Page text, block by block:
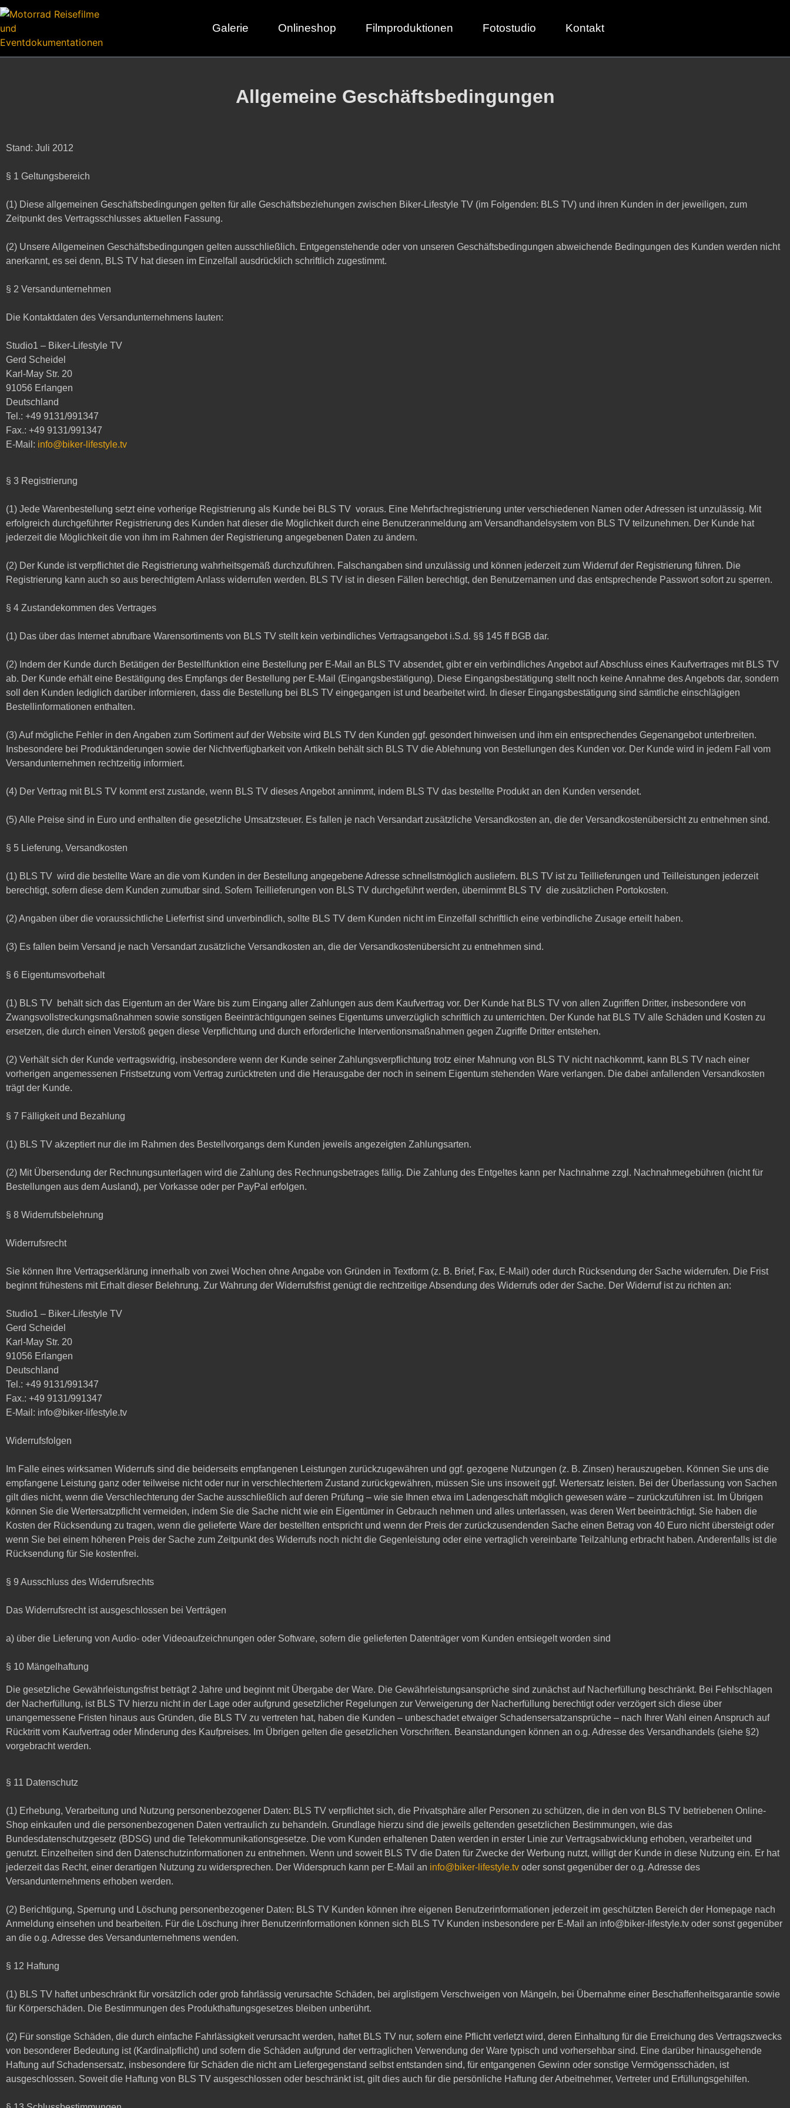
Galerie Onlineshop Filmproduktionen Fotostudio Kontakt
Allgemeine Geschäftsbedingungen
Stand: Juli 2012
§ 1 Geltungsbereich
(1) Diese allgemeinen Geschäftsbedingungen gelten für alle Geschäftsbeziehungen zwischen Biker-Lifestyle TV (im Folgenden: BLS TV) und ihren Kunden in der jeweiligen, zum
Zeitpunkt des Vertragsschlusses aktuellen Fassung.
(2) Unsere Allgemeinen Geschäftsbedingungen gelten ausschließlich. Entgegenstehende oder von unseren Geschäftsbedingungen abweichende Bedingungen des Kunden werden nicht
anerkannt, es sei denn, BLS TV hat diesen im Einzelfall ausdrücklich schriftlich zugestimmt.
§ 2 Versandunternehmen
Die Kontaktdaten des Versandunternehmens lauten:
Studio1 – Biker-Lifestyle TV
Gerd Scheidel
Karl-May Str. 20
91056 Erlangen
Deutschland
Tel.: +49 9131/991347
Fax.: +49 9131/991347
E-Mail: info@biker-lifestyle.tv
§ 3 Registrierung
(1) Jede Warenbestellung setzt eine vorherige Registrierung als Kunde bei BLS TV voraus. Eine Mehrfachregistrierung unter verschiedenen Namen oder Adressen ist unzulässig. Mit
erfolgreich durchgeführter Registrierung des Kunden hat dieser die Möglichkeit durch eine Benutzeranmeldung am Versandhandelsystem von BLS TV teilzunehmen. Der Kunde hat
jederzeit die Möglichkeit die von ihm im Rahmen der Registrierung angegebenen Daten zu ändern.
(2) Der Kunde ist verpflichtet die Registrierung wahrheitsgemäß durchzuführen. Falschangaben sind unzulässig und können jederzeit zum Widerruf der Registrierung führen. Die
Registrierung kann auch so aus berechtigtem Anlass widerrufen werden. BLS TV ist in diesen Fällen berechtigt, den Benutzernamen und das entsprechende Passwort sofort zu sperren.
§ 4 Zustandekommen des Vertrages
(1) Das über das Internet abrufbare Warensortiments von BLS TV stellt kein verbindliches Vertragsangebot i.S.d. §§ 145 ff BGB dar.
(2) Indem der Kunde durch Betätigen der Bestellfunktion eine Bestellung per E-Mail an BLS TV absendet, gibt er ein verbindliches Angebot auf Abschluss eines Kaufvertrages mit BLS TV
ab. Der Kunde erhält eine Bestätigung des Empfangs der Bestellung per E-Mail (Eingangsbestätigung). Diese Eingangsbestätigung stellt noch keine Annahme des Angebots dar, sondern
soll den Kunden lediglich darüber informieren, dass die Bestellung bei BLS TV eingegangen ist und bearbeitet wird. In dieser Eingangsbestätigung sind sämtliche einschlägigen
Bestellinformationen enthalten.
(3) Auf mögliche Fehler in den Angaben zum Sortiment auf der Website wird BLS TV den Kunden ggf. gesondert hinweisen und ihm ein entsprechendes Gegenangebot unterbreiten.
Insbesondere bei Produktänderungen sowie der Nichtverfügbarkeit von Artikeln behält sich BLS TV die Ablehnung von Bestellungen des Kunden vor. Der Kunde wird in jedem Fall vom
Versandunternehmen rechtzeitig informiert.
(4) Der Vertrag mit BLS TV kommt erst zustande, wenn BLS TV dieses Angebot annimmt, indem BLS TV das bestellte Produkt an den Kunden versendet.
(5) Alle Preise sind in Euro und enthalten die gesetzliche Umsatzsteuer. Es fallen je nach Versandart zusätzliche Versandkosten an, die der Versandkostenübersicht zu entnehmen sind.
§ 5 Lieferung, Versandkosten
(1) BLS TV wird die bestellte Ware an die vom Kunden in der Bestellung angegebene Adresse schnellstmöglich ausliefern. BLS TV ist zu Teillieferungen und Teilleistungen jederzeit
berechtigt, sofern diese dem Kunden zumutbar sind. Sofern Teillieferungen von BLS TV durchgeführt werden, übernimmt BLS TV die zusätzlichen Portokosten.
(2) Angaben über die voraussichtliche Lieferfrist sind unverbindlich, sollte BLS TV dem Kunden nicht im Einzelfall schriftlich eine verbindliche Zusage erteilt haben.
(3) Es fallen beim Versand je nach Versandart zusätzliche Versandkosten an, die der Versandkostenübersicht zu entnehmen sind.
§ 6 Eigentumsvorbehalt
(1) BLS TV behält sich das Eigentum an der Ware bis zum Eingang aller Zahlungen aus dem Kaufvertrag vor. Der Kunde hat BLS TV von allen Zugriffen Dritter, insbesondere von
Zwangsvollstreckungsmaßnahmen sowie sonstigen Beeinträchtigungen seines Eigentums unverzüglich schriftlich zu unterrichten. Der Kunde hat BLS TV alle Schäden und Kosten zu
ersetzen, die durch einen Verstoß gegen diese Verpflichtung und durch erforderliche Interventionsmaßnahmen gegen Zugriffe Dritter entstehen.
(2) Verhält sich der Kunde vertragswidrig, insbesondere wenn der Kunde seiner Zahlungsverpflichtung trotz einer Mahnung von BLS TV nicht nachkommt, kann BLS TV nach einer
vorherigen angemessenen Fristsetzung vom Vertrag zurücktreten und die Herausgabe der noch in seinem Eigentum stehenden Ware verlangen. Die dabei anfallenden Versandkosten
trägt der Kunde.
§ 7 Fälligkeit und Bezahlung
(1) BLS TV akzeptiert nur die im Rahmen des Bestellvorgangs dem Kunden jeweils angezeigten Zahlungsarten.
(2) Mit Übersendung der Rechnungsunterlagen wird die Zahlung des Rechnungsbetrages fällig. Die Zahlung des Entgeltes kann per Nachnahme zzgl. Nachnahmegebühren (nicht für
Bestellungen aus dem Ausland), per Vorkasse oder per PayPal erfolgen.
§ 8 Widerrufsbelehrung
Widerrufsrecht
Sie können Ihre Vertragserklärung innerhalb von zwei Wochen ohne Angabe von Gründen in Textform (z. B. Brief, Fax, E-Mail) oder durch Rücksendung der Sache widerrufen. Die Frist
beginnt frühestens mit Erhalt dieser Belehrung. Zur Wahrung der Widerrufsfrist genügt die rechtzeitige Absendung des Widerrufs oder der Sache. Der Widerruf ist zu richten an:
Studio1 – Biker-Lifestyle TV
Gerd Scheidel
Karl-May Str. 20
91056 Erlangen
Deutschland
Tel.: +49 9131/991347
Fax.: +49 9131/991347
E-Mail: info@biker-lifestyle.tv
Widerrufsfolgen
Im Falle eines wirksamen Widerrufs sind die beiderseits empfangenen Leistungen zurückzugewähren und ggf. gezogene Nutzungen (z. B. Zinsen) herauszugeben. Können Sie uns die
empfangene Leistung ganz oder teilweise nicht oder nur in verschlechtertem Zustand zurückgewähren, müssen Sie uns insoweit ggf. Wertersatz leisten. Bei der Überlassung von Sachen
gilt dies nicht, wenn die Verschlechterung der Sache ausschließlich auf deren Prüfung – wie sie Ihnen etwa im Ladengeschäft möglich gewesen wäre – zurückzuführen ist. Im Übrigen
können Sie die Wertersatzpflicht vermeiden, indem Sie die Sache nicht wie ein Eigentümer in Gebrauch nehmen und alles unterlassen, was deren Wert beeinträchtigt. Sie haben die
Kosten der Rücksendung zu tragen, wenn die gelieferte Ware der bestellten entspricht und wenn der Preis der zurückzusendenden Sache einen Betrag von 40 Euro nicht übersteigt oder
wenn Sie bei einem höheren Preis der Sache zum Zeitpunkt des Widerrufs noch nicht die Gegenleistung oder eine vertraglich vereinbarte Teilzahlung erbracht haben. Anderenfalls ist die
Rücksendung für Sie kostenfrei.
§ 9 Ausschluss des Widerrufsrechts
Das Widerrufsrecht ist ausgeschlossen bei Verträgen
a) über die Lieferung von Audio- oder Videoaufzeichnungen oder Software, sofern die gelieferten Datenträger vom Kunden entsiegelt worden sind
§ 10 Mängelhaftung
Die gesetzliche Gewährleistungsfrist beträgt 2 Jahre und beginnt mit Übergabe der Ware. Die Gewährleistungsansprüche sind zunächst auf Nacherfüllung beschränkt. Bei Fehlschlagen
der Nacherfüllung, ist BLS TV hierzu nicht in der Lage oder aufgrund gesetzlicher Regelungen zur Verweigerung der Nacherfüllung berechtigt oder verzögert sich diese über
unangemessene Fristen hinaus aus Gründen, die BLS TV zu vertreten hat, haben die Kunden – unbeschadet etwaiger Schadensersatzansprüche – nach Ihrer Wahl einen Anspruch auf
Rücktritt vom Kaufvertrag oder Minderung des Kaufpreises. Im Übrigen gelten die gesetzlichen Vorschriften. Beanstandungen können an o.g. Adresse des Versandhandels (siehe §2)
vorgebracht werden.
§ 11 Datenschutz
(1) Erhebung, Verarbeitung und Nutzung personenbezogener Daten: BLS TV verpflichtet sich, die Privatsphäre aller Personen zu schützen, die in den von BLS TV betriebenen Online-
Shop einkaufen und die personenbezogenen Daten vertraulich zu behandeln. Grundlage hierzu sind die jeweils geltenden gesetzlichen Bestimmungen, wie das
Bundesdatenschutzgesetz (BDSG) und die Telekommunikationsgesetze. Die vom Kunden erhaltenen Daten werden in erster Linie zur Vertragsabwicklung erhoben, verarbeitet und
genutzt. Einzelheiten sind den Datenschutzinformationen zu entnehmen. Wenn und soweit BLS TV die Daten für Zwecke der Werbung nutzt, willigt der Kunde in diese Nutzung ein. Er hat
jederzeit das Recht, einer derartigen Nutzung zu widersprechen. Der Widerspruch kann per E-Mail an info@biker-lifestyle.tv oder sonst gegenüber der o.g. Adresse des
Versandunternehmens erhoben werden.
(2) Berichtigung, Sperrung und Löschung personenbezogener Daten: BLS TV Kunden können ihre eigenen Benutzerinformationen jederzeit im geschützten Bereich der Homepage nach
Anmeldung einsehen und bearbeiten. Für die Löschung ihrer Benutzerinformationen können sich BLS TV Kunden insbesondere per E-Mail an info@biker-lifestyle.tv oder sonst gegenüber
an die o.g. Adresse des Versandunternehmens wenden.
§ 12 Haftung
(1) BLS TV haftet unbeschränkt für vorsätzlich oder grob fahrlässig verursachte Schäden, bei arglistigem Verschweigen von Mängeln, bei Übernahme einer Beschaffenheitsgarantie sowie
für Körperschäden. Die Bestimmungen des Produkthaftungsgesetzes bleiben unberührt.
(2) Für sonstige Schäden, die durch einfache Fahrlässigkeit verursacht werden, haftet BLS TV nur, sofern eine Pflicht verletzt wird, deren Einhaltung für die Erreichung des Vertragszwecks
von besonderer Bedeutung ist (Kardinalpflicht) und sofern die Schäden aufgrund der vertraglichen Verwendung der Ware typisch und vorhersehbar sind. Eine darüber hinausgehende
Haftung auf Schadensersatz, insbesondere für Schäden die nicht am Liefergegenstand selbst entstanden sind, für entgangenen Gewinn oder sonstige Vermögensschäden, ist
ausgeschlossen. Soweit die Haftung von BLS TV ausgeschlossen oder beschränkt ist, gilt dies auch für die persönliche Haftung der Arbeitnehmer, Vertreter und Erfüllungsgehilfen.